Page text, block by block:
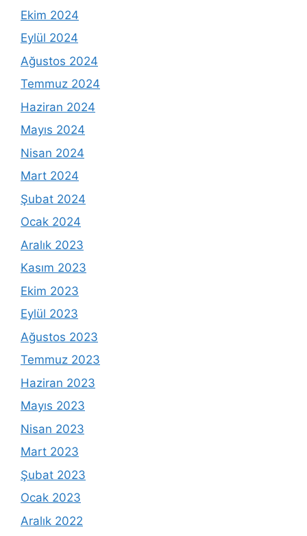
Ekim 2024
Eylül 2024
Ağustos 2024
Temmuz 2024
Haziran 2024
Mayıs 2024
Nisan 2024
Mart 2024
Şubat 2024
Ocak 2024
Aralık 2023
Kasım 2023
Ekim 2023
Eylül 2023
Ağustos 2023
Temmuz 2023
Haziran 2023
Mayıs 2023
Nisan 2023
Mart 2023
Şubat 2023
Ocak 2023
Aralık 2022